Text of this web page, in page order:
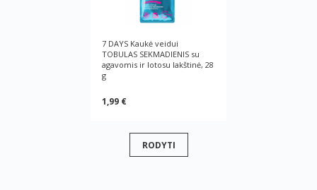
7 DAYS Kaukė veidui
TOBULAS SEKMADIENIS su
agavomis ir lotosu lakštinė, 28
g
1,99 €
RODYTI